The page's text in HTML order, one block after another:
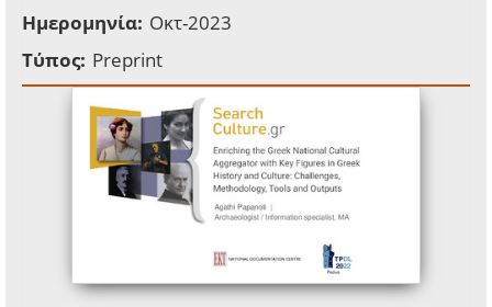
Ημερομηνία: Οκτ-2023
Τύπος: Preprint